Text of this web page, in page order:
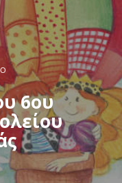
6ου